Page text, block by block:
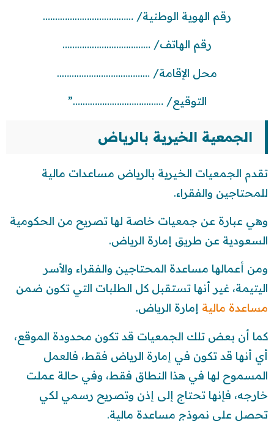
رقم الهوية الوطنية/ ……………………………….
رقم الهاتف/ ………………………………
محل الإقامة/ ………………………………..
التوقيع/ ……………………………….”
الجمعية الخيرية بالرياض
تقدم الجمعيات الخيرية بالرياض مساعدات مالية
للمحتاجين والفقراء.
وهي عبارة عن جمعيات خاصة لها تصريح من الحكومية
السعودية عن طريق إمارة الرياض.
ومن أعمالها مساعدة المحتاجين والفقراء والأسر
اليتيمة، غير أنها تستقبل كل الطلبات التي تكون ضمن
مساعدة مالية إمارة الرياض.
كما أن بعض تلك الجمعيات قد تكون محدودة الموقع،
أي أنها قد تكون في إمارة الرياض فقط، فالعمل
المسموح لها في هذا النطاق فقط، وفي حالة عملت
خارجه، فإنها تحتاج إلى إذن وتصريح رسمي لكي
تحصل على نموذج مساعدة مالية.